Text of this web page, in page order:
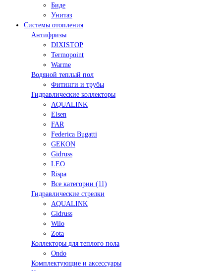
Биде
Унитаз
Системы отопления
Антифризы
DIXISTOP
Termopoint
Warme
Водяной теплый пол
Фитинги и трубы
Гидравлические коллекторы
AQUALINK
Elsen
FAR
Federica Bugatti
GEKON
Gidruss
LEO
Rispa
Все категории (11)
Гидравлические стрелки
AQUALINK
Gidruss
Wilo
Zota
Коллекторы для теплого пола
Ondo
Комплектующие и аксессуары